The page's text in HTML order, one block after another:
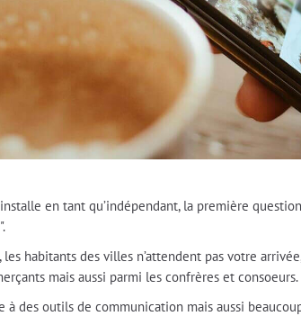
en tant qu’indépendant, la première
les habitants des villes n’attendent pas votre
mais aussi parmi les confrères et consoeurs.
à des outils de communication mais aussi